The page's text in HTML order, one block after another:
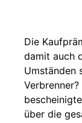
Die
damit auch
Umständen
über die